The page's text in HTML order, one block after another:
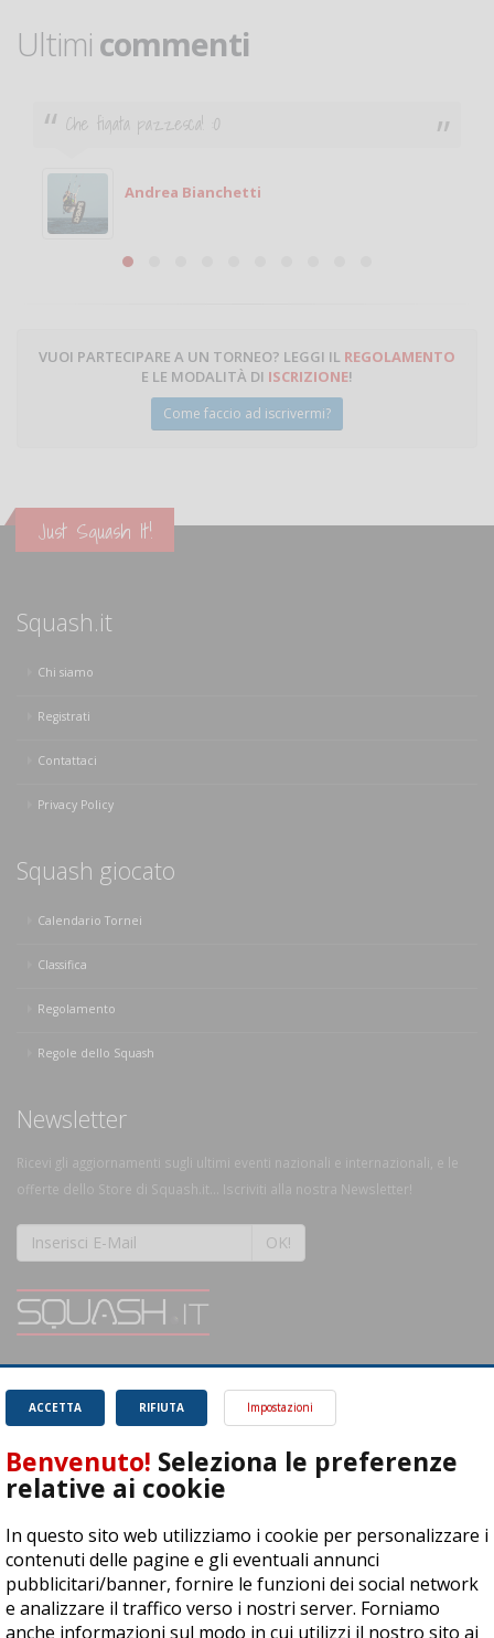
Ultimi commenti
Ciao. Sono a Treviglio da poco e vorrei tornare a
giocare. Se sei in zona e puoi giocare fammi sapere.
Michele
VUOI PARTECIPARE A UN TORNEO? LEGGI IL REGOLAMENTO
E LE MODALITÀ DI ISCRIZIONE!
Come faccio ad iscrivermi?
Just Squash It!
Squash.it
Chi siamo
Registrati
Contattaci
Privacy Policy
Squash giocato
Calendario Tornei
Classifica
Regolamento
Regole dello Squash
Newsletter
Ricevi gli aggiornamenti sugli ultimi eventi nazionali e internazionali, e le
offerte dello Store di Squash.it... Iscriviti alla nostra Newsletter!
OK!
SQUASH.it: Il punto di riferimento quotidiano per tutti gli amanti di questo
magnifico sport.
Leggi
RIFIUTA
ACCETTA Impostazioni
Benvenuto! Seleziona le preferenze
relative ai cookie
In questo sito web utilizziamo i cookie per personalizzare i
contenuti delle pagine e gli eventuali annunci
pubblicitari/banner, fornire le funzioni dei social network
e analizzare il traffico verso i nostri server. Forniamo
anche informazioni sul modo in cui utilizzi il nostro sito ai
ASD Let's Sport - Via T. Olivelli 3, 25014 Castenedolo (BS) - P. Iva:
04278030988
© Copyright 2015 | All Rights Reserved - Powered byDynDevice